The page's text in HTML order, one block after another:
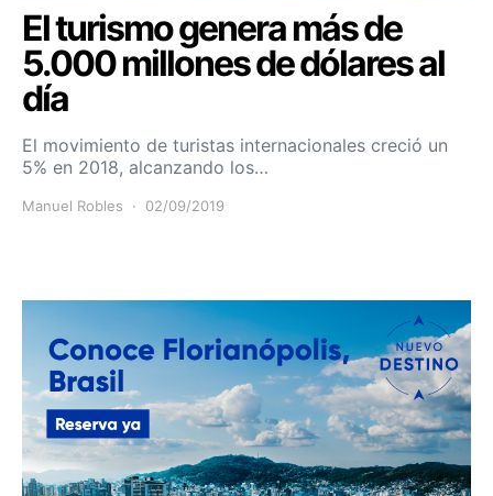
El turismo genera más de
5.000 millones de dólares al
día
El movimiento de turistas internacionales creció un
5% en 2018, alcanzando los…
Manuel Robles 02/09/2019